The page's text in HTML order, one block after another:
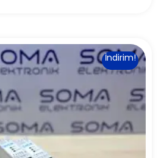
İndirim!